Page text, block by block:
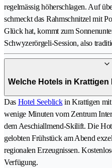
regelmässig höherschlagen. Auf
schmeckt das Rahmschnitzel mit
Glück hat, kommt zum
Schwyzerörgeli-Session, also
Welche Hotels in
Das Hotel Seeblickin Krattigen mit
wenige Minuten vom Zentrum
dem Aeschiallmend-Skilift. Die
gelobten Frühstück am Abend
regionalen Erzeugnissen.
Verfügung.